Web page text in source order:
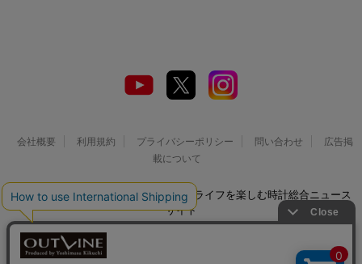
会社概要 利用規約 プライバシーポリシー 問い合わせ
広告掲
載について
© 2026 Watch LIFE NEWS｜ウオッチライフを楽しむ時計総合ニュース
サイト